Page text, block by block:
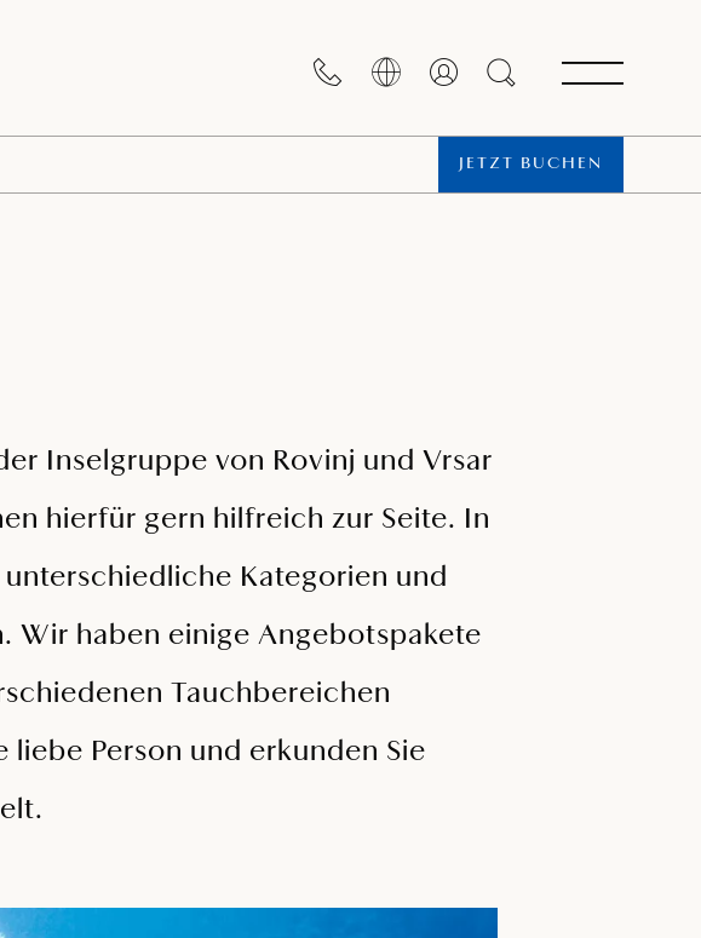
JETZT BUCHEN
Inselgruppe von Rovinj und Vrsar
hierfür gern hilfreich zur Seite. In
Kategorien und
Wir haben einige Angebotspakete
Tauchbereichen
Person und erkunden Sie